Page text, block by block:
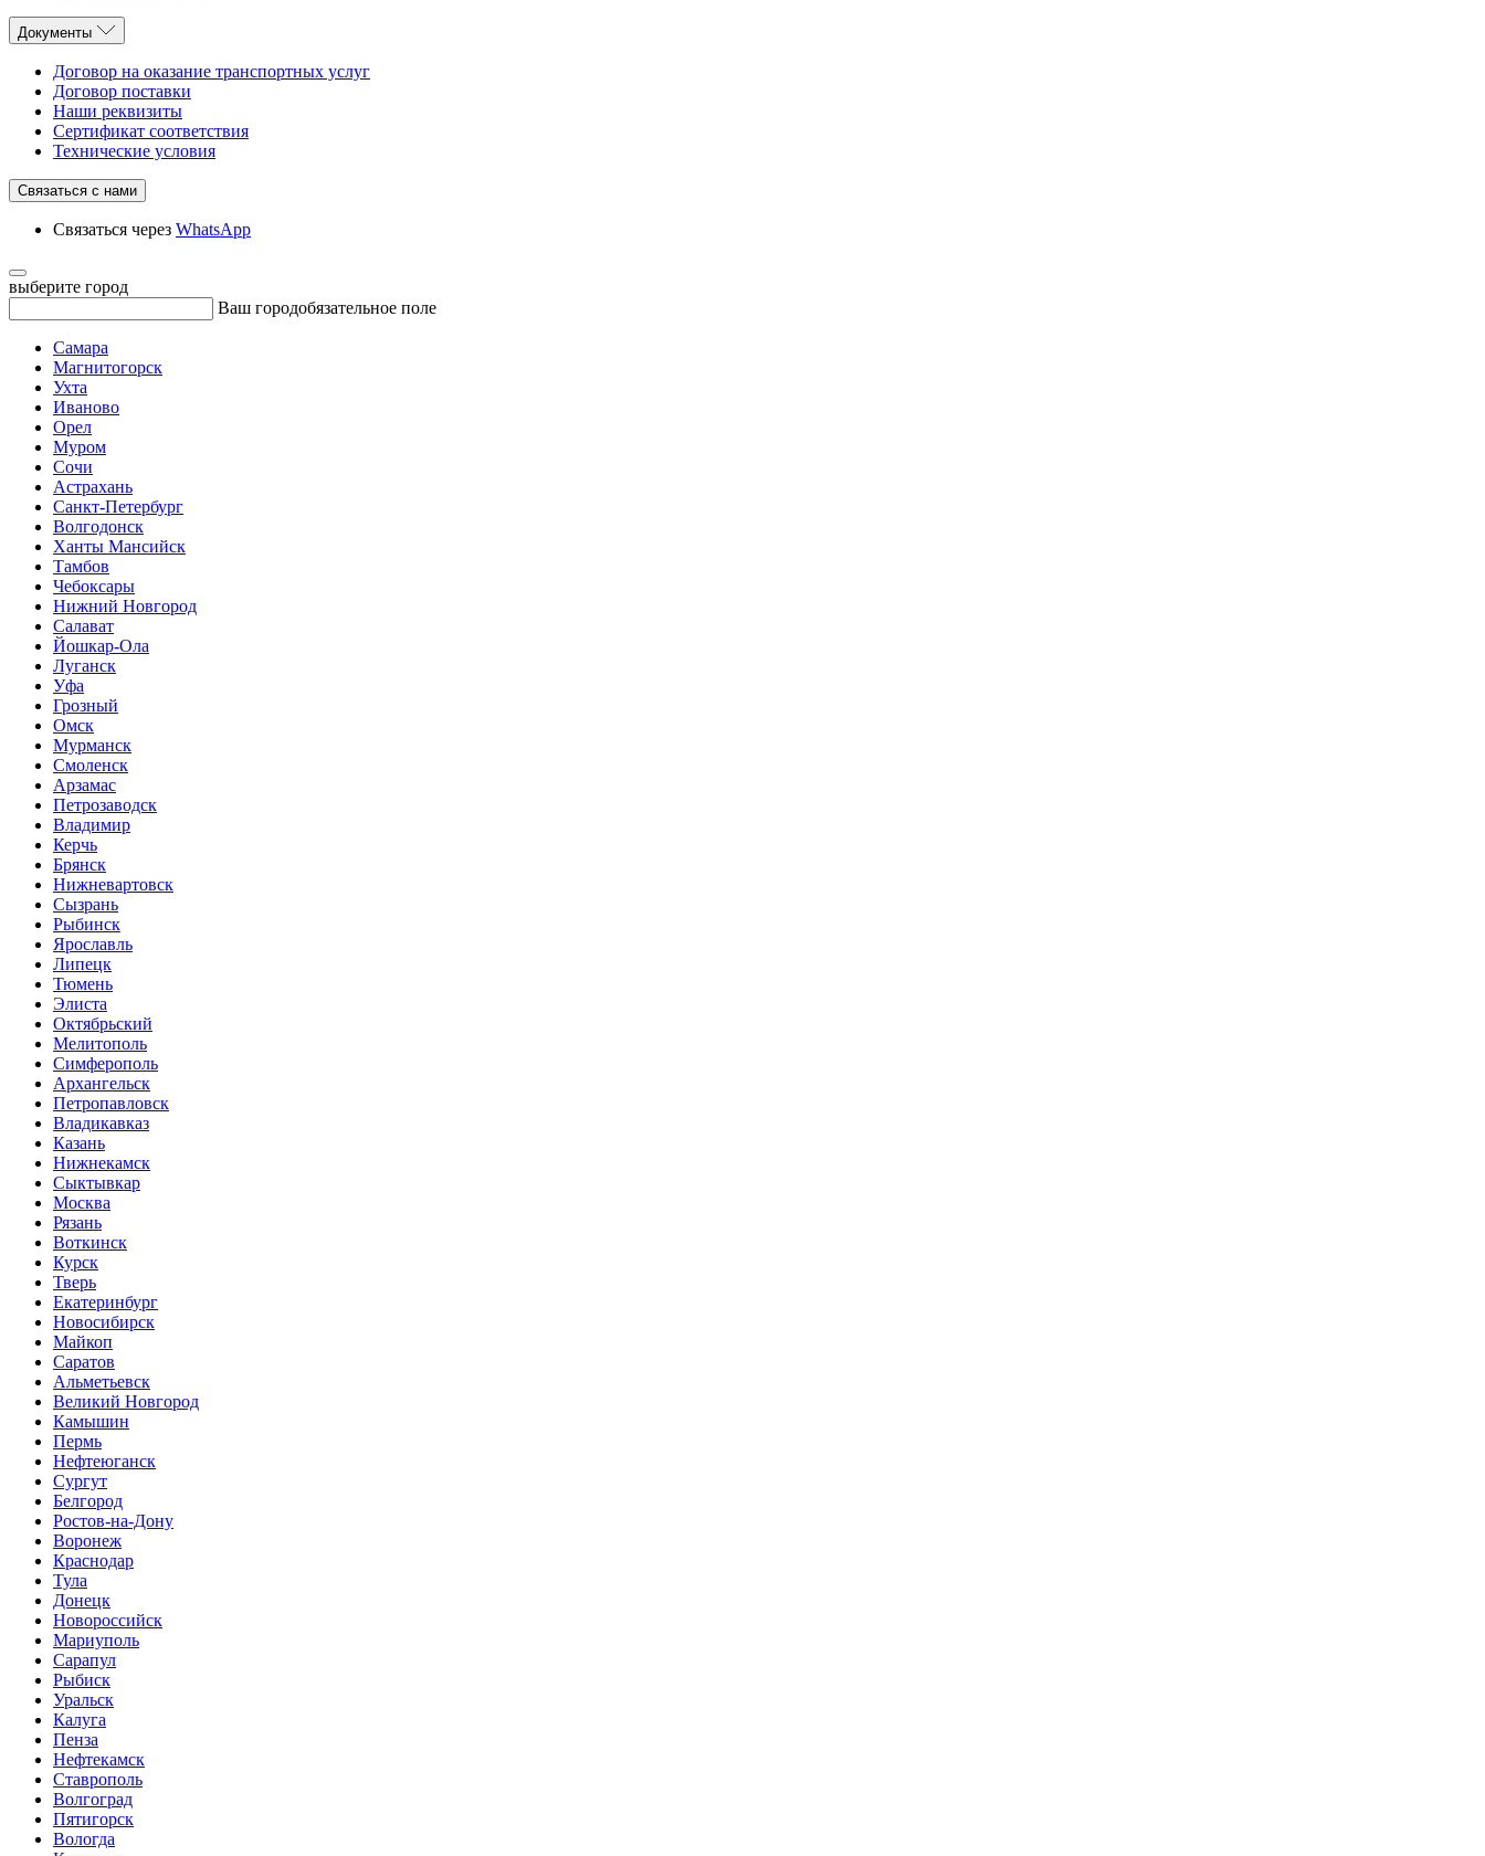
Документы
Договор на оказание транспортных услуг
Договор поставки
Наши реквизиты
Сертификат соответствия
Технические условия
Связаться с нами
Связаться через WhatsApp
выберите город
Ваш городобязательное поле
Самара
Магнитогорск
Ухта
Иваново
Орел
Муром
Сочи
Астрахань
Санкт-Петербург
Волгодонск
Ханты Мансийск
Тамбов
Чебоксары
Нижний Новгород
Салават
Йошкар-Ола
Луганск
Уфа
Грозный
Омск
Мурманск
Смоленск
Арзамас
Петрозаводск
Владимир
Керчь
Брянск
Нижневартовск
Сызрань
Рыбинск
Ярославль
Липецк
Тюмень
Элиста
Октябрьский
Мелитополь
Симферополь
Архангельск
Петропавловск
Владикавказ
Казань
Нижнекамск
Сыктывкар
Москва
Рязань
Воткинск
Курск
Тверь
Екатеринбург
Новосибирск
Майкоп
Саратов
Альметьевск
Великий Новгород
Камышин
Пермь
Нефтеюганск
Сургут
Белгород
Ростов-на-Дону
Воронеж
Краснодар
Тула
Донецк
Новороссийск
Мариуполь
Сарапул
Рыбиск
Уральск
Калуга
Пенза
Нефтекамск
Ставрополь
Волгоград
Пятигорск
Вологда